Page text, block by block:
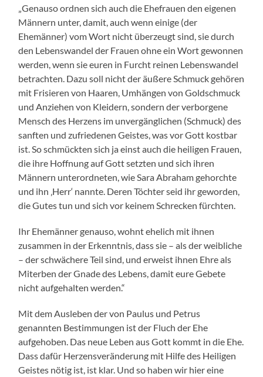
„Genauso ordnen sich auch die Ehefrauen den eigenen
Männern unter, damit, auch wenn einige (der
Ehemänner) vom Wort nicht überzeugt sind, sie durch
den Lebenswandel der Frauen ohne ein Wort gewonnen
werden, wenn sie euren in Furcht reinen Lebenswandel
betrachten. Dazu soll nicht der äußere Schmuck gehören
mit Frisieren von Haaren, Umhängen von Goldschmuck
und Anziehen von Kleidern, sondern der verborgene
Mensch des Herzens im unvergänglichen (Schmuck) des
sanften und zufriedenen Geistes, was vor Gott kostbar
ist. So schmückten sich ja einst auch die heiligen Frauen,
die ihre Hoffnung auf Gott setzten und sich ihren
Männern unterordneten, wie Sara Abraham gehorchte
und ihn ‚Herr‘ nannte. Deren Töchter seid ihr geworden,
die Gutes tun und sich vor keinem Schrecken fürchten.
Ihr Ehemänner genauso, wohnt ehelich mit ihnen
zusammen in der Erkenntnis, dass sie – als der weibliche
– der schwächere Teil sind, und erweist ihnen Ehre als
Miterben der Gnade des Lebens, damit eure Gebete
nicht aufgehalten werden.“
Mit dem Ausleben der von Paulus und Petrus
genannten Bestimmungen ist der Fluch der Ehe
aufgehoben. Das neue Leben aus Gott kommt in die Ehe.
Dass dafür Herzensveränderung mit Hilfe des Heiligen
Geistes nötig ist, ist klar. Und so haben wir hier eine